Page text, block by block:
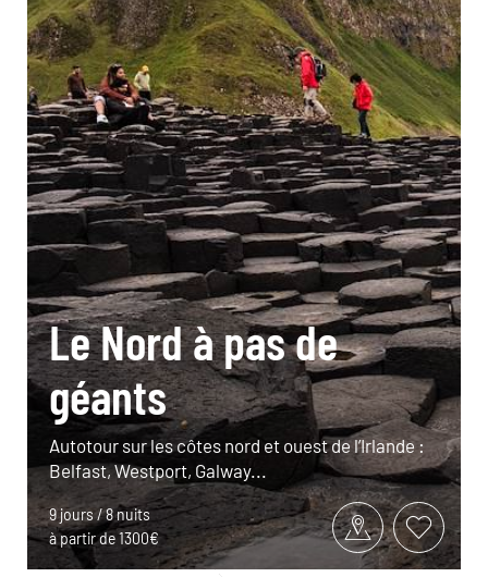
Le Nord à pas de
géants
Autotour sur les côtes nord et ouest de l’Irlande :
Belfast, Westport, Galway...
9 jours / 8 nuits
à partir de 1300€